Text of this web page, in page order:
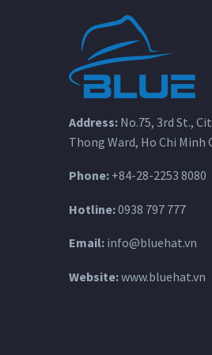
Address: No.75, 3rd St.,
Thong Ward, Ho Chi Minh
Phone: +84-28-2253 8080
Hotline:0938 797 777
Email: info@bluehat.vn
Website:www.bluehat.vn